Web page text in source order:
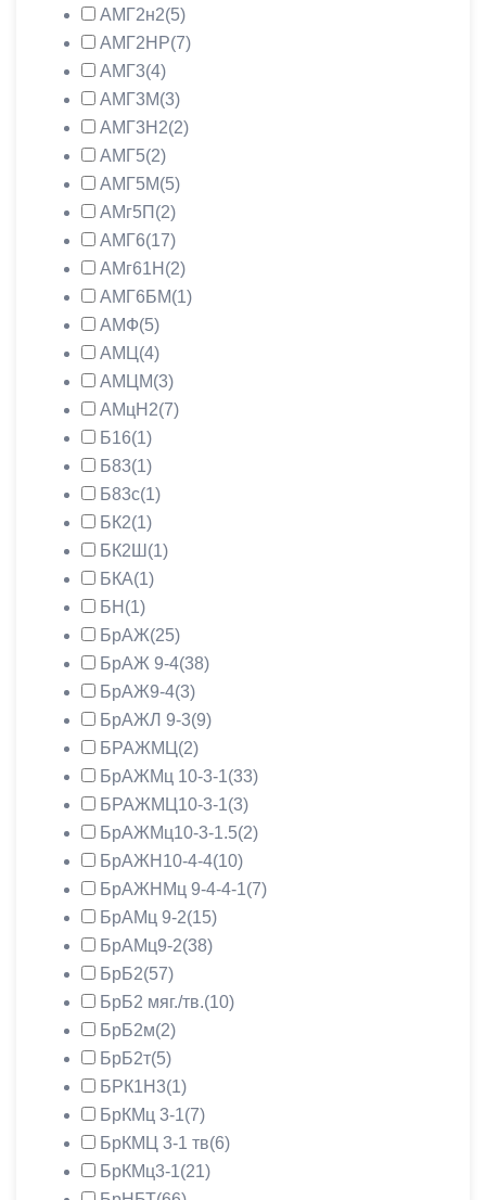
АМГ2н2(5)
АМГ2НР(7)
АМГ3(4)
АМГ3М(3)
АМГ3Н2(2)
АМГ5(2)
АМГ5М(5)
АМг5П (2)
АМГ6(17)
АМг61Н (2)
АМГ6БМ(1)
АМФ(5)
АМЦ (4)
АМЦМ(3)
АМцН2(7)
Б16(1)
Б83(1)
Б83с(1)
БК2(1)
БК2Ш (1)
БКА(1)
БН (1)
БрАЖ(25)
БрАЖ 9-4(38)
БрАЖ9-4(3)
БрАЖЛ 9-3(9)
БРАЖМЦ (2)
БрАЖМц 10-3-1(33)
БРАЖМЦ10-3-1(3)
БрАЖМц10-3-1.5(2)
БрАЖН10-4-4(10)
БрАЖНМц 9-4-4-1(7)
БрАМц 9-2(15)
БрАМц9-2(38)
БрБ2(57)
БрБ2 мяг./тв.(10)
БрБ2м(2)
БрБ2т(5)
БРК1Н3(1)
БрКМц 3-1(7)
БрКМЦ 3-1 тв(6)
БрКМц3-1(21)